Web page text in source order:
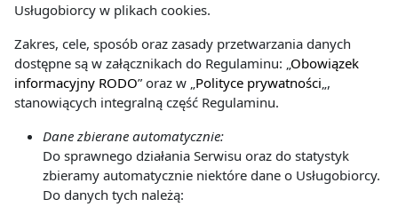
Usługobiorcy w plikach cookies.
Zakres, cele, sposób oraz zasady przetwarzania danych
dostępne są w załącznikach do Regulaminu: „Obowiązek
informacyjny RODO” oraz w „Polityce prywatności„,
stanowiących integralną część Regulaminu.
Dane zbierane automatycznie:
Do sprawnego działania Serwisu oraz do statystyk
zbieramy automatycznie niektóre dane o Usługobiorcy.
Do danych tych należą: